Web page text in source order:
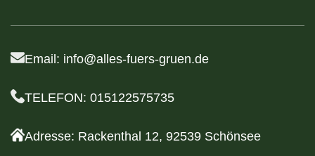
Email: info@alles-fuers-gruen.de
TELEFON: 015122575735
Adresse: Rackenthal 12, 92539 Schönsee